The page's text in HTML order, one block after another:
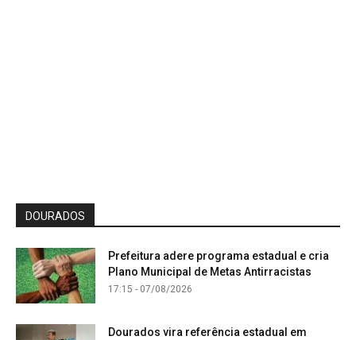
DOURADOS
Prefeitura adere programa estadual e cria
Plano Municipal de Metas Antirracistas
17:15 - 07/08/2026
Dourados vira referência estadual em